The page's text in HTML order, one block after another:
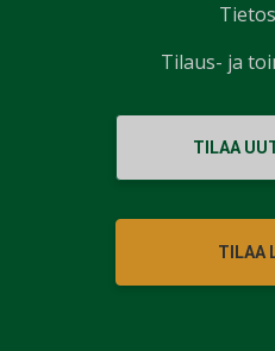
TILAA
TILAA
Tilaus- ja